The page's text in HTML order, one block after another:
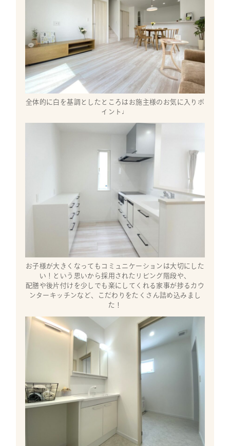
全体的に白を基調としたところはお施主様のお気に入りポ
イント♩
お子様が大きくなってもコミュニケーションは大切にした
い！という思いから採用されたリビング階段や、
配膳や後片付けを少しでも楽にしてくれる家事が捗るカウ
ンターキッチンなど、こだわりをたくさん詰め込みまし
た！